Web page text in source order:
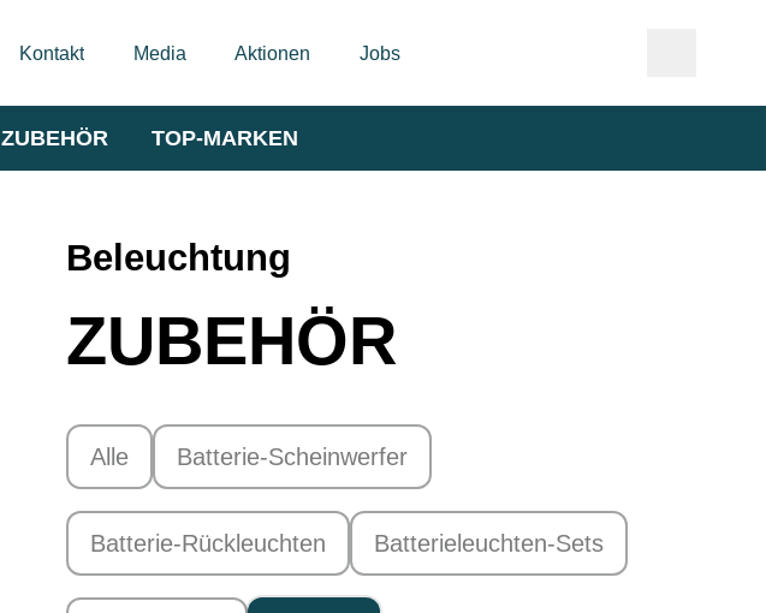
Kontakt Media Aktionen Jobs
ZUBEHÖR TOP-MARKEN
Beleuchtung
ZUBEHÖR
Alle Batterie-Scheinwerfer
Batterie-Rückleuchten Batterieleuchten-Sets